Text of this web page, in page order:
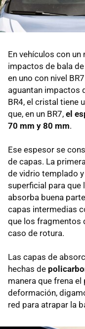
En vehículos con
impactos de bala
en uno con nivel
aguantan impactos
BR4, el cristal tiene
que, en un BR7, el
70 mm y 80 mm.
Ese espesor se
de capas. La
de vidrio templado
superficial para que
absorba buena
capas intermedias
que los fragmentos
caso de rotura.
Las capas de
hechas de
manera que frena
deformación,
red para atrapar la